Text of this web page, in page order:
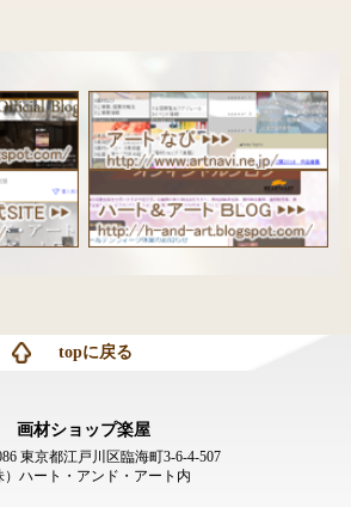
topに戻る
画材ショップ楽屋
東京都江戸川区臨海町3-6-4-507
）ハート・アンド・アート内